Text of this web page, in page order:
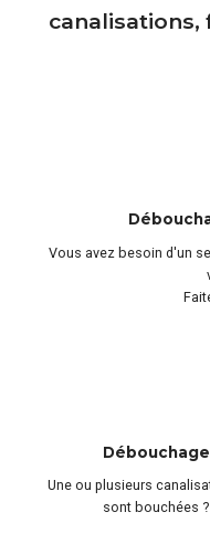
canalisations,
Vous avez besoin d'un
Une ou plusieurs
sont bouchées